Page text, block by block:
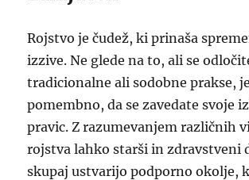
Rojstvo je čudež, ki prinaša
izzive. Ne glede na to, ali se
tradicionalne ali sodobne prakse, je
pomembno, da se zavedate svoje
pravic. Z razumevanjem različnih
rojstva lahko starši in zdravstveni
skupaj ustvarijo podporno okolje,